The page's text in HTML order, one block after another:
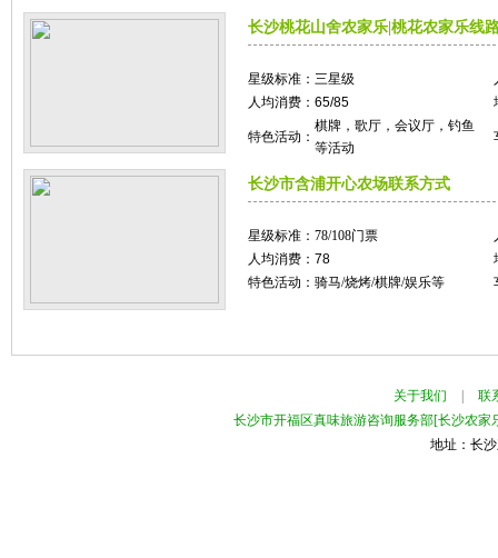
长沙桃花山舍农家乐|桃花农家乐线
星级标准： 三星级
人均消费： 65/85
特色活动：
棋牌，歌厅，会议厅，钓鱼
等活动
长沙市含浦开心农场联系方式
星级标准： 78/108门票
人均消费： 78
特色活动： 骑马/烧烤/棋牌/娱乐等
关于我们
联
长沙市开福区真味旅游咨询服务部[长沙农家
地址：长